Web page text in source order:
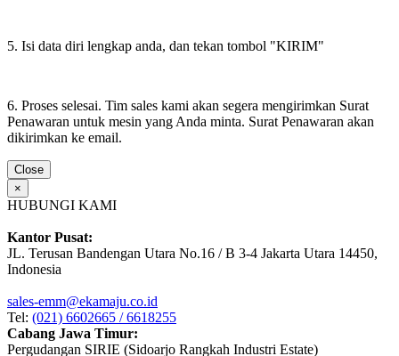
5. Isi data diri lengkap anda, dan tekan tombol "KIRIM"
6. Proses selesai. Tim sales kami akan segera mengirimkan Surat
Penawaran untuk mesin yang Anda minta. Surat Penawaran akan
dikirimkan ke email.
Close
×
HUBUNGI KAMI
Kantor Pusat:
JL. Terusan Bandengan Utara No.16 / B 3-4 Jakarta Utara 14450,
Indonesia
sales-emm@ekamaju.co.id
Tel: (021) 6602665 / 6618255
Cabang Jawa Timur:
Pergudangan SIRIE (Sidoarjo Rangkah Industri Estate)